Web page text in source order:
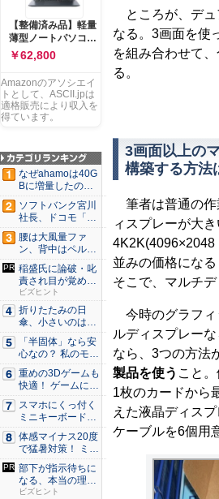
ところが、デュ
なる。3画面を使
を組み合わせて
る。
3画面以上の
構築する方法
筆者は普通の作
ィスプレーが大
4K2K(4096×2048
並みの価格にな
そこで、マルチデ
今時のグラフィ
ルディスプレー
なら、3つの方法
製品を使う こと
1枚のカードから
えた液晶ディス
ケーブルを6個用
Personal (24か月版)
搭載 Windows 11 重
量1.7kg Wi-Fi 6E ク
ワイエットブルー
M1502NAQ-
【整備済み品】軽量
薄型ノートパソコン
dynabook G83 ■
13.3型
FHD(1920x1080) -
高性能第11世代Core
i5-1135G7 - メモリ
16GB - SSD 256GB
USB Type-C - MS
Office 2021 - Win11
搭載
￥62,800
Amazonのアソシエイ
トとして、ASCII.jpは
適格販売により収入を
得ています。
なぜahamoは40G
Bに増量したの
か ...
ソフトバンク宮川
社長、ドコモ「ah
amo...
腰は大風量ファ
ン、背中はペルチ
ェ冷却。ダ...
稲盛氏に論破・叱
責され目が覚め
た。経営者...
ビズヒント
折りたたみの日
傘、小さいのは困
る！ それ...
「半固体」なら安
心なの？ 私のモバ
イルバ...
重めの3Dゲームも
快適！ ゲームに強
いH...
スマホにくっ付く
ミニキーボード！
触ってわ...
体感マイナス20度
で猛暑対策！ ミズ
ノの...
部下が指示待ちに
なる、本当の理
由。23年...
ビズヒント